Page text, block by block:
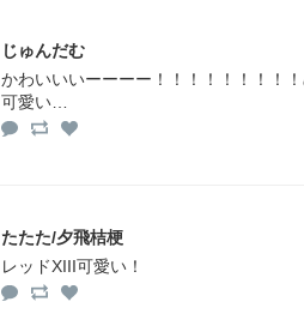
じゅんだむ
かわいいいーーーー！！！！！！！！
可愛い…
たたた/夕飛桔梗
レッドXIII可愛い！